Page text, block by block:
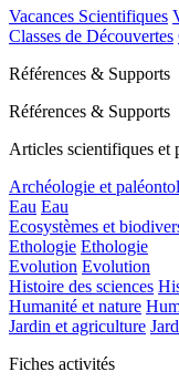
Vacances Scientifiques
Classes de Découvertes
Références & Supports
Références & Supports
Articles scientifiques et
Archéologie et
Eau Eau
Ecosystèmes et
Ethologie Ethologie
Evolution Evolution
Histoire des sciences
Humanité et nature
Jardin et agriculture
Fiches activités